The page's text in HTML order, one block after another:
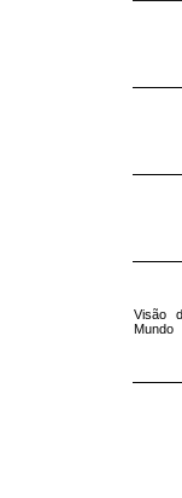
Visão
Mundo